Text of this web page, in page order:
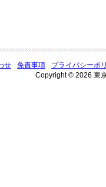
せ 免責事項
プライバシーポ
Copyright © 2026 東